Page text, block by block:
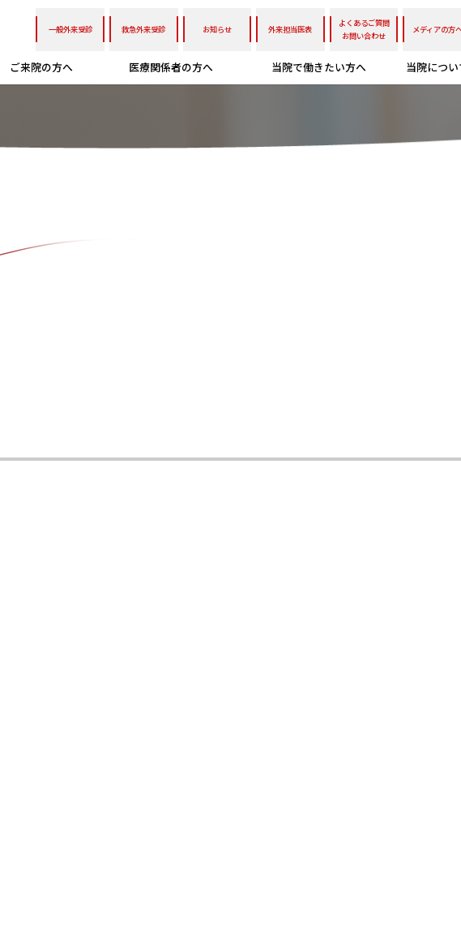
一般外来受診 救急外来受診 お知らせ 外来担当医表
よくあるご質問
お問い合わせ
メディアの方
ご来院の方へ 医療関係者の方へ 当院で働きたい方へ 当院につい